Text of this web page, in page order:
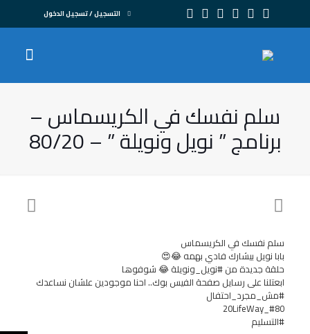
التسجيل / تسجيل الدخول
سلم نفسك في الكريسماس –
برنامج ” نويل ونويلة ” – 80/20
سلم نفسك في الكريسماس
بابا نويل بيشارك فادي بهمه 😂😍
حلقة جديدة من #نويل_ونويلة 😂 شوفوها
ابعتلنا على رسايل صفحة الفيس بوك.. احنا موجودين علشان نساعدك
#مش_مجرد_احتفال
#80_20LifeWay
#التسليم